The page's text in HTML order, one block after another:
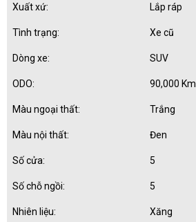
Xuất xứ: Lắp ráp
Tình trạng: Xe cũ
Dòng xe: SUV
ODO: 90,000 Km
Màu ngoại thất: Trắng
Màu nội thất: Đen
Số cửa: 5
Số chỗ ngồi: 5
Nhiên liệu: Xăng